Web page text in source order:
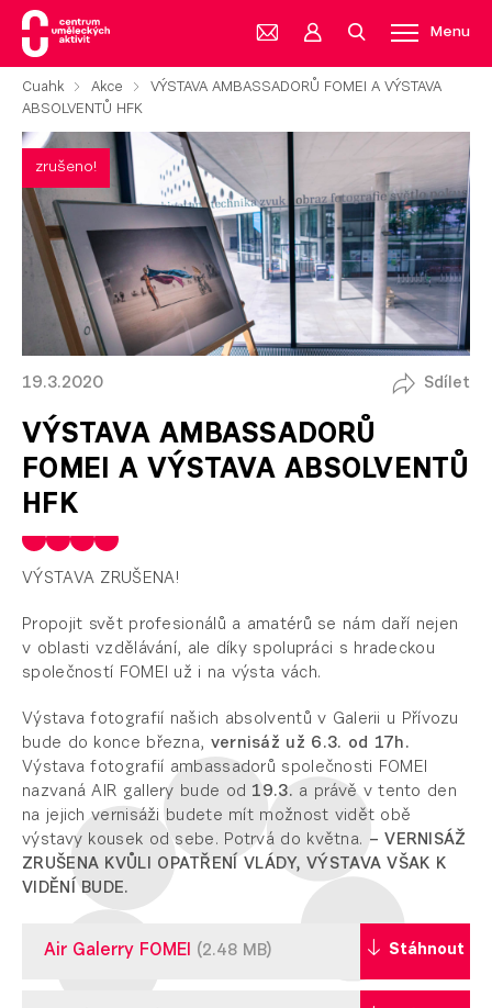
Menu
Cuahk Akce
VÝSTAVA AMBASSADORŮ FOMEI A VÝSTAVA
ABSOLVENTŮ HFK
zrušeno!
19.3.2020 Sdílet
VÝSTAVA AMBASSADORŮ
FOMEI A VÝSTAVA ABSOLVENTŮ
HFK
VÝSTAVA ZRUŠENA!
Propojit svět profesionálů a amatérů se nám daří nejen
v oblasti vzdělávání, ale díky spolupráci s hradeckou
společností FOMEI už i na výsta vách.
Výstava fotografií našich absolventů v Galerii u Přívozu
bude do konce března, vernisáž už 6.3. od 17h.
Výstava fotografií ambassadorů společnosti FOMEI
nazvaná AIR gallery bude od 19.3. a právě v tento den
na jejich vernisáži budete mít možnost vidět obě
výstavy kousek od sebe. Potrvá do května. – VERNISÁŽ
ZRUŠENA KVŮLI OPATŘENÍ VLÁDY, VÝSTAVA VŠAK K
VIDĚNÍ BUDE.
Air Galerry FOMEI (2.48 MB) Stáhnout